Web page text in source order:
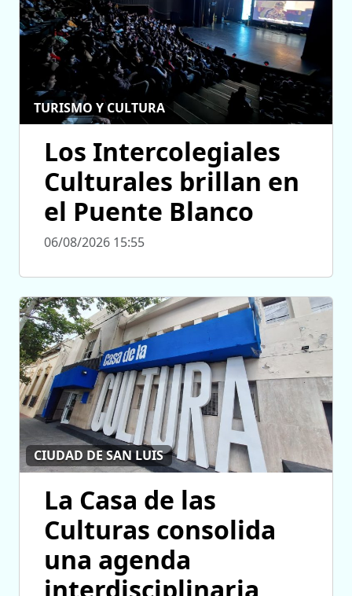
TURISMO Y CULTURA
Los Intercolegiales
Culturales brillan en
el Puente Blanco
06/08/2026 15:55
CIUDAD DE SAN LUIS
La Casa de las
Culturas consolida
una agenda